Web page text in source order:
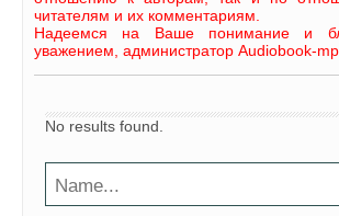
читателям и их комментариям.
Надеемся на Ваше понимание и
уважением, администратор Audiobook-
No results found.